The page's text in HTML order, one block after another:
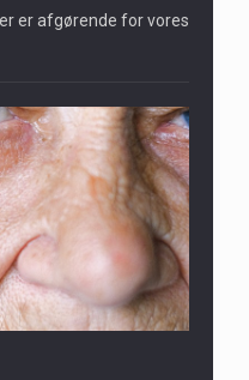
er afgørende for vores